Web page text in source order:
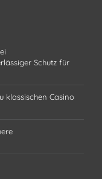
Schutz für
klassischen Casino